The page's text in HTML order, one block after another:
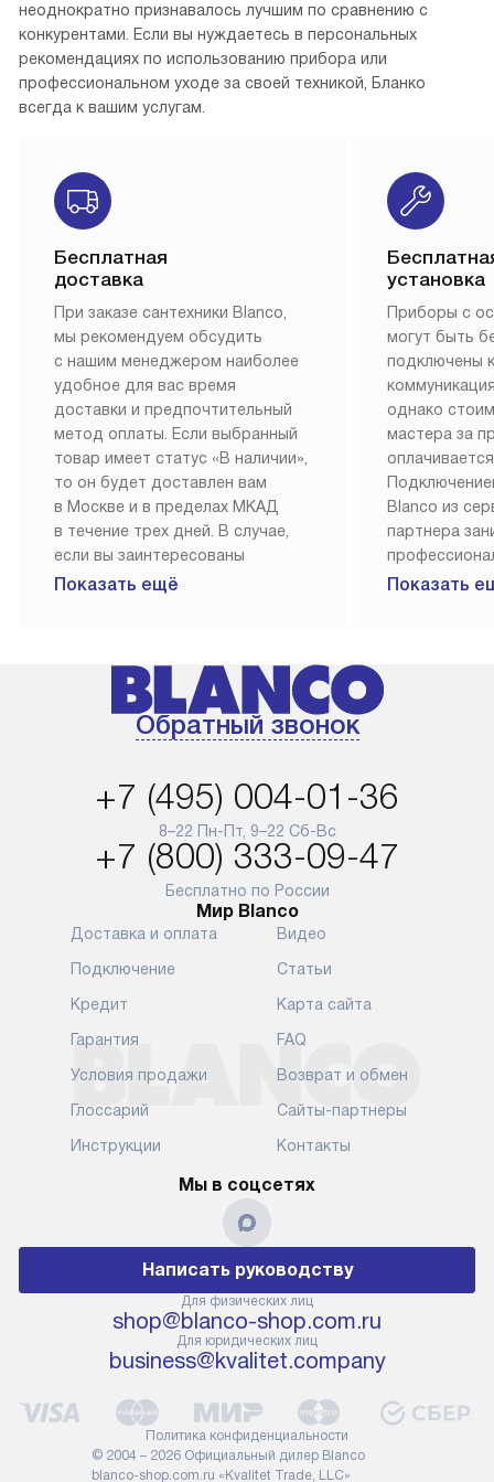
неоднократно признавалось лучшим по сравнению с
конкурентами. Если вы нуждаетесь в персональных
рекомендациях по использованию прибора или
профессиональном уходе за своей техникой, Бланко
всегда к вашим услугам.
Бесплатная
доставка
При заказе сантехники Blanco,
мы рекомендуем обсудить
с нашим менеджером наиболее
удобное для вас время
доставки и предпочтительный
метод оплаты. Если выбранный
товар имеет статус «В наличии»,
то он будет доставлен вам
в Москве и в пределах МКАД
в течение трех дней. В случае,
если вы заинтересованы
в товаре, который доступен
менеджером на сайте. Товары
с особым лейблом
доставляются бесплатно
аксессуаров не предусмотрена.
Для доставки в другие регионы
мы используем услуги
транспортной компании.
Уточняйте все условия доставки
у нашего менеджера при
оформлении заказа.
В установленный день наша
упакованный прибор прямо
к вашей двери или до прихожей.
Если вам необходимо
переместить прибор к месту его
установки, пожалуйста,
предварительно обсудите это
с нашим менеджером. Эта
подлежит оплате. Важно
помнить, что если размеры
прибора не позволяют его
проходу через дверной проем,
сотрудники транспортной
службы не имеют права
или другие выступающие
элементы, так как это может
повлиять на гарантийное
Показать ещё
установка
Приборы с
могут быть
подключены
однако
мастера за
Blanco из
партнера
Наш сервис
возможные
Готовые
первый
расходных
требуется
Показать
Обратный звонок
+7 (495) 004-01-36
8–22 Пн-Пт, 9–22 Сб-Вс
+7 (800) 333-09-47
Бесплатно по России
Мир Blanco
Доставка и оплата
Подключение
Кредит
Гарантия
Условия продажи
Глоссарий
Инструкции
Видео
Статьи
Карта сайта
FAQ
Возврат и обмен
Сайты-партнеры
Контакты
Мы в соцсетях
Написать руководству
Для физических лиц
shop@blanco-shop.com.ru
Для юридических лиц
business@kvalitet.company
© 2004 – 2026 Официальный дилер Blanco
blanco-shop.com.ru «Kvalitet Trade, LLC»
Политика конфиденциальности